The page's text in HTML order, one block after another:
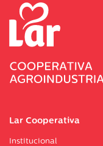
Lar Cooperativa
Institucional